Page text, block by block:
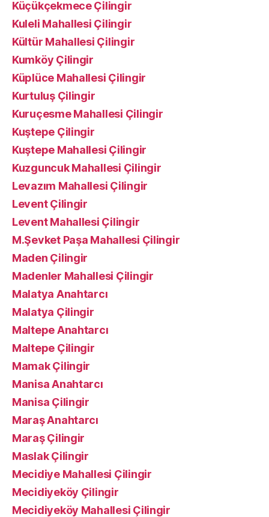
Küçükçekmece Çilingir
Kuleli Mahallesi Çilingir
Kültür Mahallesi Çilingir
Kumköy Çilingir
Küplüce Mahallesi Çilingir
Kurtuluş Çilingir
Kuruçesme Mahallesi Çilingir
Kuştepe Çilingir
Kuştepe Mahallesi Çilingir
Kuzguncuk Mahallesi Çilingir
Levazım Mahallesi Çilingir
Levent Çilingir
Levent Mahallesi Çilingir
M.Şevket Paşa Mahallesi Çilingir
Maden Çilingir
Madenler Mahallesi Çilingir
Malatya Anahtarcı
Malatya Çilingir
Maltepe Anahtarcı
Maltepe Çilingir
Mamak Çilingir
Manisa Anahtarcı
Manisa Çilingir
Maraş Anahtarcı
Maraş Çilingir
Maslak Çilingir
Mecidiye Mahallesi Çilingir
Mecidiyeköy Çilingir
Mecidiyeköy Mahallesi Çilingir